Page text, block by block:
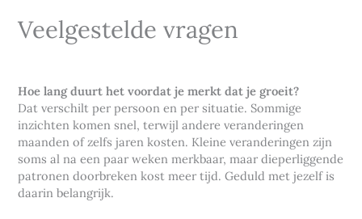
Veelgestelde vragen
Hoe lang duurt het voordat je merkt dat je groeit?
Dat verschilt per persoon en per situatie. Sommige
inzichten komen snel, terwijl andere veranderingen
maanden of zelfs jaren kosten. Kleine veranderingen zijn
soms al na een paar weken merkbaar, maar dieperliggende
patronen doorbreken kost meer tijd. Geduld met jezelf is
daarin belangrijk.